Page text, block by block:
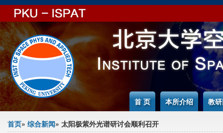
Jump to Content
首 页 本所介绍 教
You are here
首页» 综合新闻» 太阳极紫外光谱研讨会顺利召开